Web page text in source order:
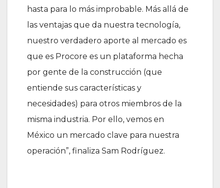
hasta para lo más improbable. Más allá de
las ventajas que da nuestra tecnología,
nuestro verdadero aporte al mercado es
que es Procore es un plataforma hecha
por gente de la construcción (que
entiende sus características y
necesidades) para otros miembros de la
misma industria. Por ello, vemos en
México un mercado clave para nuestra
operación”, finaliza Sam Rodríguez.